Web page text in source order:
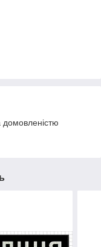
домовленістю